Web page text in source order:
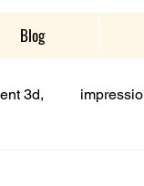
Blog
3d,